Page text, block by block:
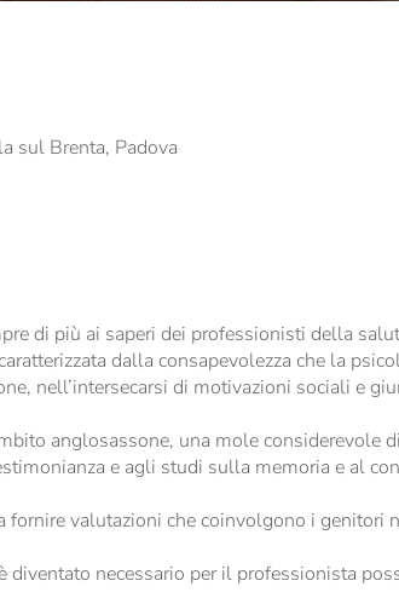
sul Brenta, Padova
di più ai saperi dei professionisti della
dalla consapevolezza che la
nell’intersecarsi di motivazioni sociali e
anglosassone, una mole
e agli studi sulla memoria e al
fornire valutazioni che coinvolgono i
necessario per il professionista